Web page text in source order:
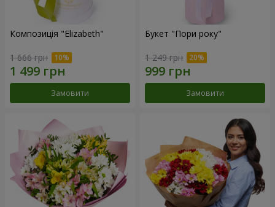
Композиція "Elizabeth"
1 666 грн
Замовити
Букет "Пори року"
1 249 грн
Замовити